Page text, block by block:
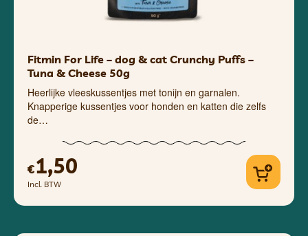
Fitmin For Life – dog & cat Crunchy Puffs –
Tuna & Cheese 50g
Heerlijke vleeskussentjes met tonijn en garnalen.
Knapperige kussentjes voor honden en katten die zelfs
de…
€1,50
Incl. BTW